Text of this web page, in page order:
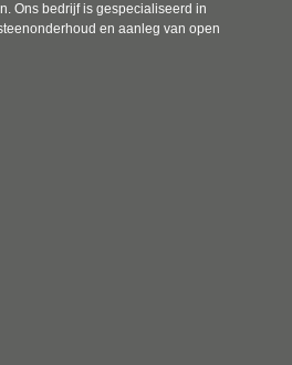
Ons bedrijf is gespecialiseerd in
en aanleg van open